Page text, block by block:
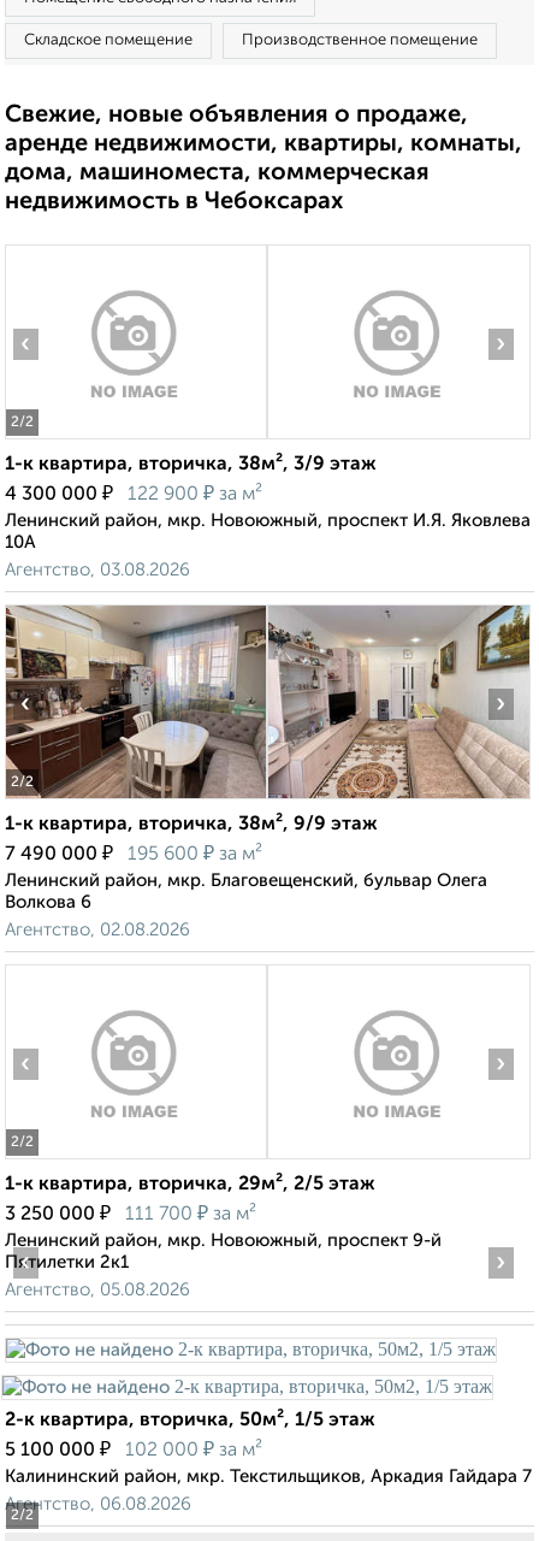
Складское помещение Производственное помещение
Свежие, новые объявления о продаже,
аренде недвижимости, квартиры, комнаты,
дома, машиноместа, коммерческая
недвижимость в Чебоксарах
2/2
‹ ›
1-к квартира, вторичка, 38м², 3/9 этаж
4 300 000 ₽ 122 900 ₽ за м²
Ленинский район, мкр. Новоюжный, проспект И.Я. Яковлева
10А
Агентство, 03.08.2026
2/2
‹ ›
1-к квартира, вторичка, 38м², 9/9 этаж
7 490 000 ₽ 195 600 ₽ за м²
Ленинский район, мкр. Благовещенский, бульвар Олега
Волкова 6
Агентство, 02.08.2026
2/2
‹ ›
1-к квартира, вторичка, 29м², 2/5 этаж
3 250 000 ₽ 111 700 ₽ за м²
Ленинский район, мкр. Новоюжный, проспект 9-й
Пятилетки 2к1
Агентство, 05.08.2026
2/2
‹ ›
2-к квартира, вторичка, 50м², 1/5 этаж
5 100 000 ₽ 102 000 ₽ за м²
Калининский район, мкр. Текстильщиков, Аркадия Гайдара 7
Агентство, 06.08.2026